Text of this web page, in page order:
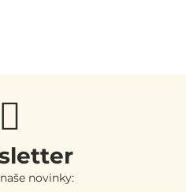
novinky: